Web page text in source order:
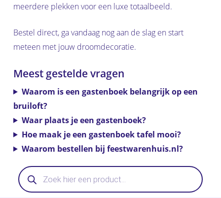
meerdere plekken voor een luxe totaalbeeld.
Bestel direct, ga vandaag nog aan de slag en start
meteen met jouw droomdecoratie.
Meest gestelde vragen
Waarom is een gastenboek belangrijk op een
bruiloft?
Waar plaats je een gastenboek?
Hoe maak je een gastenboek tafel mooi?
Waarom bestellen bij feestwarenhuis.nl?
Producten
zoeken